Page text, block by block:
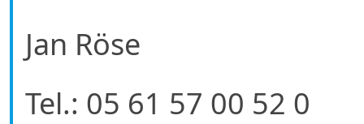
Jan Röse
Tel.: 05 61 57 00 52 0